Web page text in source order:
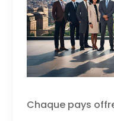
Chaque pays